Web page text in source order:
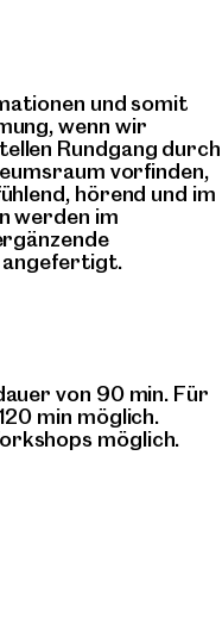
und somit
wenn wir
Rundgang durch
vorfinden,
hörend und im
werden im
angefertigt.
von 90 min. Für
min möglich.
möglich.